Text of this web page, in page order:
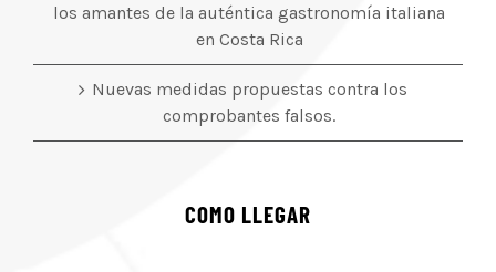
los amantes de la auténtica gastronomía italiana
en Costa Rica
Nuevas medidas propuestas contra los
comprobantes falsos.
COMO LLEGAR